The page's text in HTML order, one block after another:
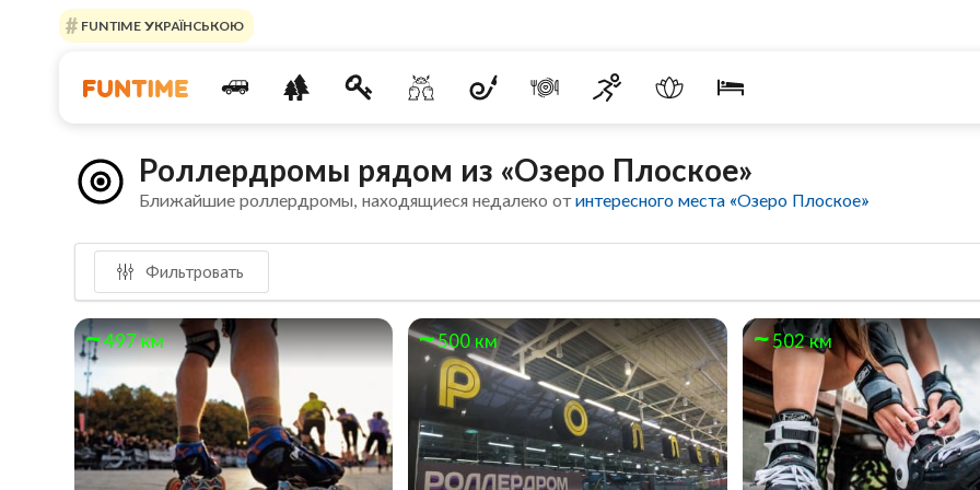
FUNTIME УКРАЇНСЬКОЮ
Роллердромы рядом из «Озеро Плоское»
Ближайшие роллердромы, находящиеся недалеко отинтересного места «Озеро Плоское»
Фильтровать
497 км 500 км 502 км